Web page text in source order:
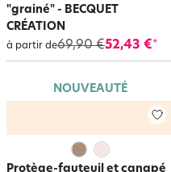
"grainé" - BECQUET
CRÉATION
à partir de69,90 €52,43 €*
NOUVEAUTÉ
Protège-fauteuil et canapé